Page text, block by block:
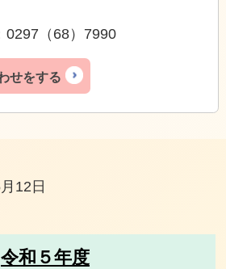
0297（68）7990
せをする
12日
令和５年度